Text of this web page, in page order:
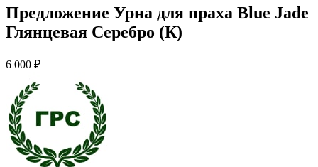
Предложение Урна для праха Blue Jade
Глянцевая Серебро (К)
6 000 ₽